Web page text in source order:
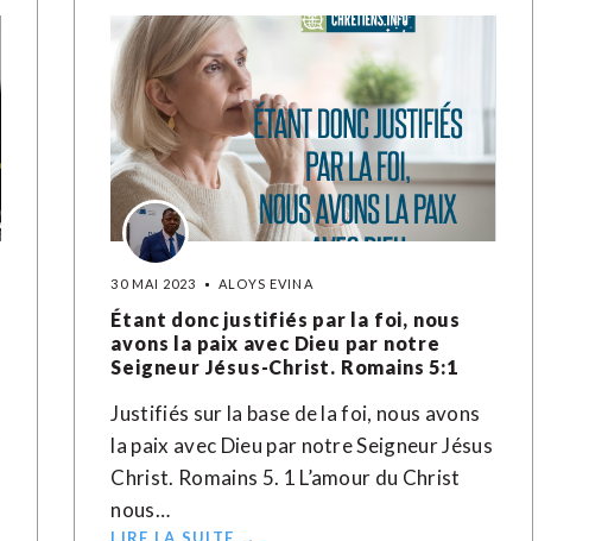
30 MAI 2023 ALOYS EVINA
Étant donc justifiés par la foi, nous
avons la paix avec Dieu par notre
Seigneur Jésus-Christ. Romains 5:1
Justifiés sur la base de la foi, nous avons
la paix avec Dieu par notre Seigneur Jésus
Christ. Romains 5. 1 L’amour du Christ
nous…